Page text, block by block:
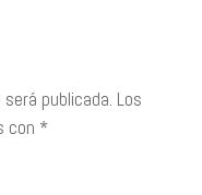
publicada. Los
con *